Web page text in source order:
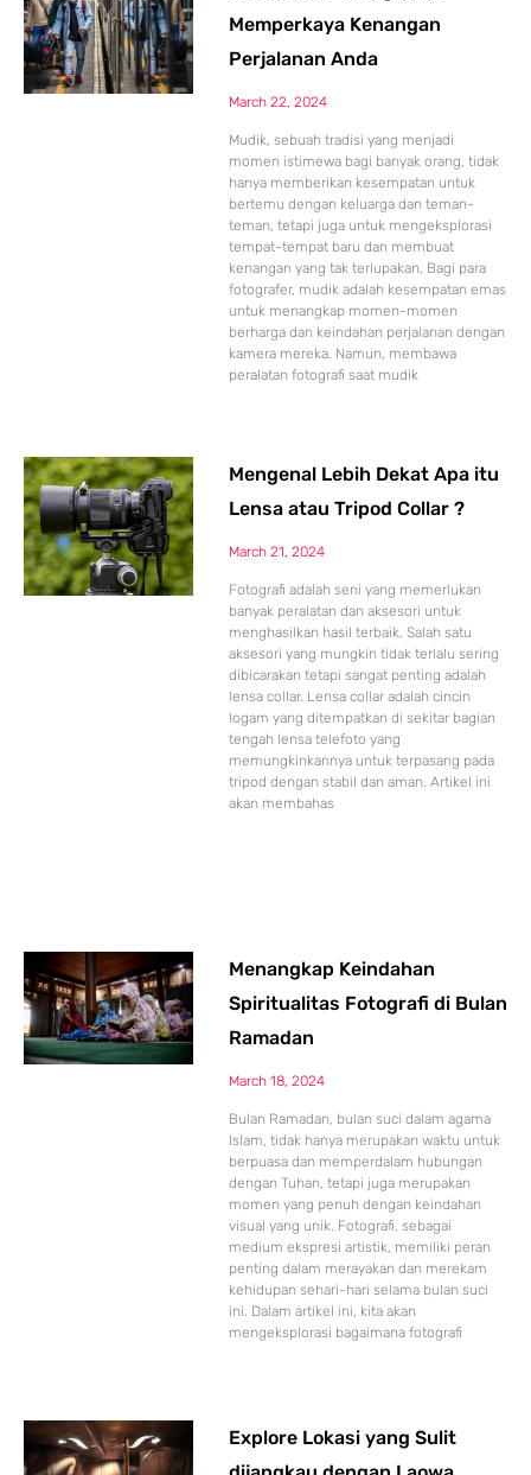
Memperkaya Kenangan
Perjalanan Anda
March 22, 2024
Mudik, sebuah tradisi yang menjadi
momen istimewa bagi banyak orang, tidak
hanya memberikan kesempatan untuk
bertemu dengan keluarga dan teman-
teman, tetapi juga untuk mengeksplorasi
tempat-tempat baru dan membuat
kenangan yang tak terlupakan. Bagi para
fotografer, mudik adalah kesempatan emas
untuk menangkap momen-momen
berharga dan keindahan perjalanan dengan
kamera mereka. Namun, membawa
peralatan fotografi saat mudik
Mengenal Lebih Dekat Apa itu
Lensa atau Tripod Collar ?
March 21, 2024
Fotografi adalah seni yang memerlukan
banyak peralatan dan aksesori untuk
menghasilkan hasil terbaik. Salah satu
aksesori yang mungkin tidak terlalu sering
dibicarakan tetapi sangat penting adalah
lensa collar. Lensa collar adalah cincin
logam yang ditempatkan di sekitar bagian
tengah lensa telefoto yang
memungkinkannya untuk terpasang pada
tripod dengan stabil dan aman. Artikel ini
akan membahas
Menangkap Keindahan
Spiritualitas Fotografi di Bulan
Ramadan
March 18, 2024
Bulan Ramadan, bulan suci dalam agama
Islam, tidak hanya merupakan waktu untuk
berpuasa dan memperdalam hubungan
dengan Tuhan, tetapi juga merupakan
momen yang penuh dengan keindahan
visual yang unik. Fotografi, sebagai
medium ekspresi artistik, memiliki peran
penting dalam merayakan dan merekam
kehidupan sehari-hari selama bulan suci
ini. Dalam artikel ini, kita akan
mengeksplorasi bagaimana fotografi
Explore Lokasi yang Sulit